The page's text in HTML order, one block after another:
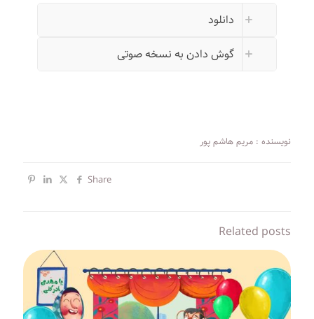
دانلود
گوش دادن به نسخه صوتی
نویسنده : مریم هاشم پور
Share
Related posts